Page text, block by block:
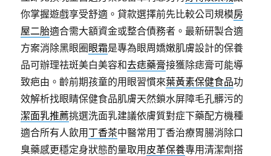
你掌握遊戲享受舒適。貸款選擇前先比較公司規模房
屋二胎適合需大額資金或整合債務者。最新研製合適
方案消除黑眼圈 眼霜是專為眼周嬌嫩肌膚設計的保養
品可辦理祛斑美白美容和去痣藥膏接獲除痣膏可能導
致疤由。齡前期孩童的用眼習慣來葉黃素保健食品功
效解析找眼睛保健食品肌膚天然鎖水屏障毛孔髒污的
潔面乳推薦挑選洗面乳建議依膚質對症下藥配方機種
適合所有人飲用 丁香茶中醫常用丁香治療胃腸消除口
臭藥感更穩定身狀態酌量取用 皮革保養專用清潔劑搭